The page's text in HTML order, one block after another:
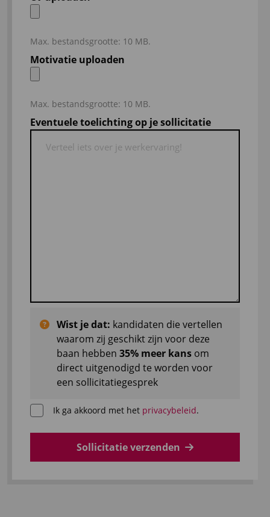
Max. bestandsgrootte: 10 MB.
Motivatie uploaden
Max. bestandsgrootte: 10 MB.
Eventuele toelichting op je sollicitatie
Wist je dat: kandidaten die vertellen
waarom zij geschikt zijn voor deze
baan hebben 35% meer kans om
direct uitgenodigd te worden voor
een sollicitatiegesprek
Ik ga akkoord met het privacybeleid.
Sollicitatie verzenden